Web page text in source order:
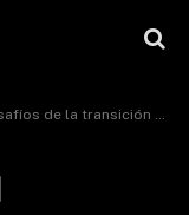
de modelo a actor y empresario